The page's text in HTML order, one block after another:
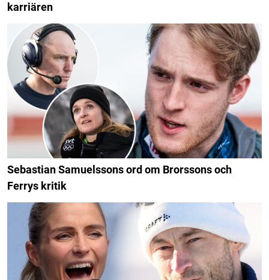
karriären
Sebastian Samuelssons ord om Brorssons och
Ferrys kritik